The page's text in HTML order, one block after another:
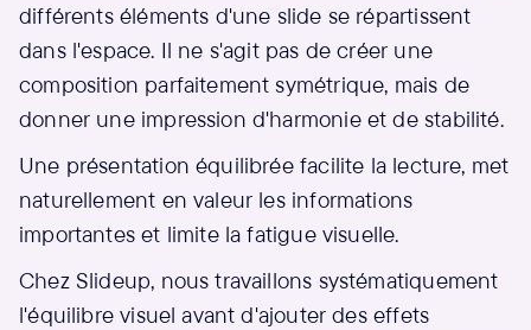
différents éléments d'une slide se répartissent
dans l'espace. Il ne s'agit pas de créer une
composition parfaitement symétrique, mais de
donner une impression d'harmonie et de stabilité.
Une présentation équilibrée facilite la lecture, met
naturellement en valeur les informations
importantes et limite la fatigue visuelle.
Chez Slideup, nous travaillons systématiquement
l'équilibre visuel avant d'ajouter des effets